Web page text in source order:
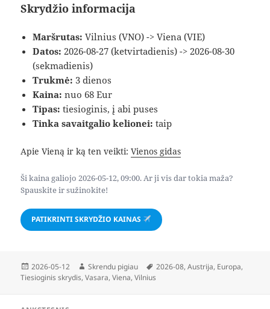
Skrydžio informacija
Maršrutas: Vilnius (VNO) -> Viena (VIE)
Datos: 2026-08-27 (ketvirtadienis) -> 2026-08-30
(sekmadienis)
Trukmė: 3 dienos
Kaina: nuo 68 Eur
Tipas: tiesioginis, į abi puses
Tinka savaitgalio kelionei: taip
Apie Vieną ir ką ten veikti:Vienos gidas
Ši kaina galiojo 2026-05-12, 09:00. Ar ji vis dar tokia maža?
Spauskite ir sužinokite!
PATIKRINTI SKRYDŽIO KAINAS
Paskelbta
2026-05-12 Autorius
Skrendu pigiau Žymos
2026-08,Austrija, Europa,
Tiesioginis skrydis,Vasara,Viena,Vilnius